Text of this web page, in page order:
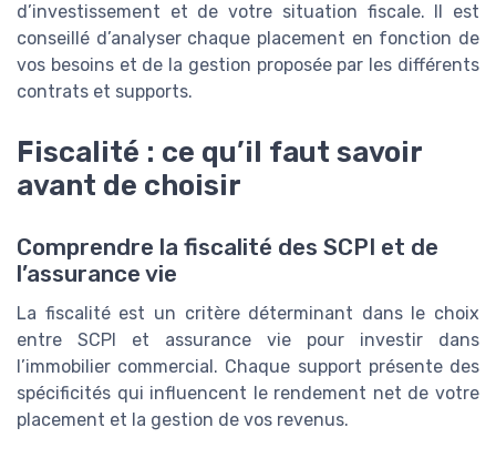
d’investissement et de votre situation fiscale. Il est
conseillé d’analyser chaque placement en fonction de
vos besoins et de la gestion proposée par les différents
contrats et supports.
Fiscalité : ce qu’il faut savoir
avant de choisir
Comprendre la fiscalité des SCPI et de
l’assurance vie
La fiscalité est un critère déterminant dans le choix
entre SCPI et assurance vie pour investir dans
l’immobilier commercial. Chaque support présente des
spécificités qui influencent le rendement net de votre
placement et la gestion de vos revenus.